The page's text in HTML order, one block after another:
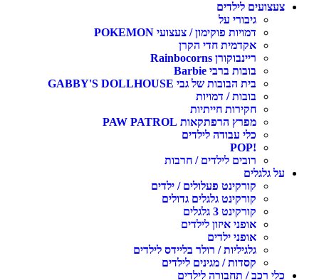
צעצועים לילדים
גיבורי על
דמויות פוקימון / צעצועי POKEMON
אקדמית חדי הקרן
ריינבוקורן Rainbocorns
בובות ברבי Barbie
בית הבובות של גבי GABBY'S DOLLHOUSE
בובות / דמויות
חקירות חייתיות
מפרץ הרפתקאות PAW PATROL
כלי עבודה לילדים
!POP
רובים לילדים / חרבות
על גלגלים
קורקינט פעלולים / ילדים
קורקינט גלגלים גדולים
קורקינט 3 גלגלים
אופני איזון לילדים
אופני ילדים
גלגיליות / רולר בליידס לילדים
קסדות / מגינים לילדים
כלי רכב / תחבורה לילדים